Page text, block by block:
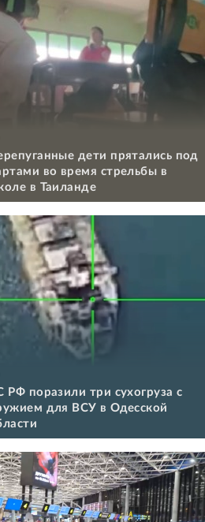
дети прятались под
во время стрельбы в
в Таиланде
РФ поразили три сухогруза с
для ВСУ в Одесской